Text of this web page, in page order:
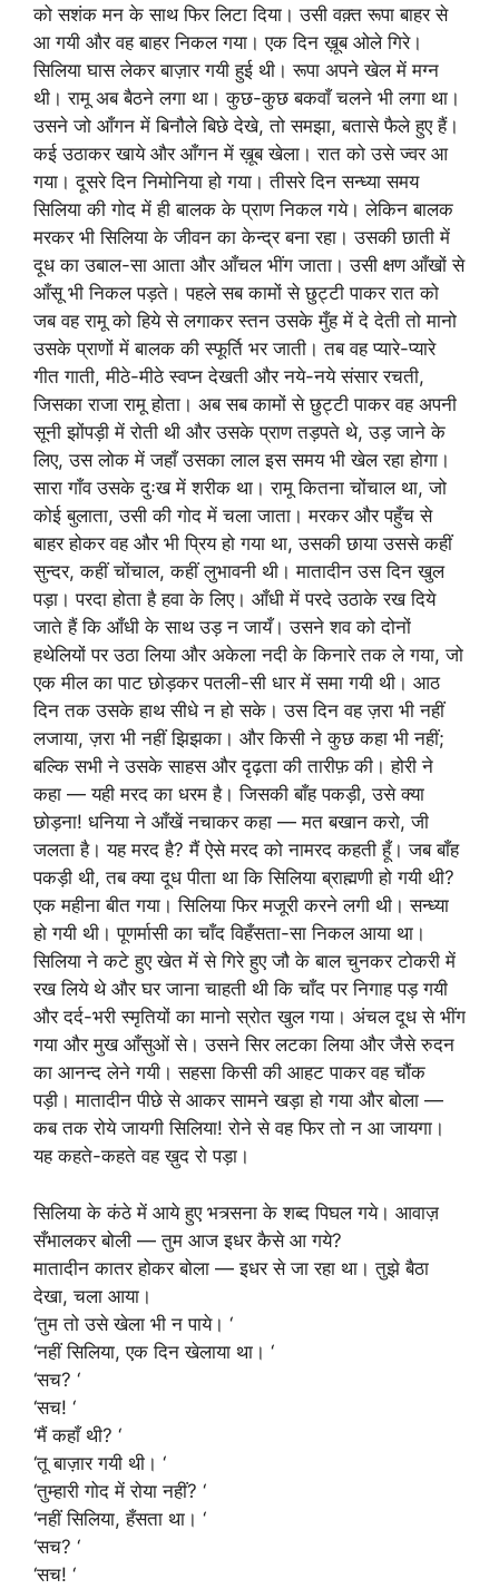
को सशंक मन के साथ फिर लिटा दिया। उसी वक़्त रूपा बाहर से
आ गयी और वह बाहर निकल गया। एक दिन ख़ूब ओले गिरे।
सिलिया घास लेकर बाज़ार गयी हुई थी। रूपा अपने खेल में मग्न
थी। रामू अब बैठने लगा था। कुछ-कुछ बकवाँ चलने भी लगा था।
उसने जो आँगन में बिनौले बिछे देखे, तो समझा, बतासे फैले हुए हैं।
कई उठाकर खाये और आँगन में ख़ूब खेला। रात को उसे ज्वर आ
गया। दूसरे दिन निमोनिया हो गया। तीसरे दिन सन्ध्या समय
सिलिया की गोद में ही बालक के प्राण निकल गये। लेकिन बालक
मरकर भी सिलिया के जीवन का केन्द्र बना रहा। उसकी छाती में
दूध का उबाल-सा आता और आँचल भींग जाता। उसी क्षण आँखों से
आँसू भी निकल पड़ते। पहले सब कामों से छुट्टी पाकर रात को
जब वह रामू को हिये से लगाकर स्तन उसके मुँह में दे देती तो मानो
उसके प्राणों में बालक की स्फूर्ति भर जाती। तब वह प्यारे-प्यारे
गीत गाती, मीठे-मीठे स्वप्न देखती और नये-नये संसार रचती,
जिसका राजा रामू होता। अब सब कामों से छुट्टी पाकर वह अपनी
सूनी झोंपड़ी में रोती थी और उसके प्राण तड़पते थे, उड़ जाने के
लिए, उस लोक में जहाँ उसका लाल इस समय भी खेल रहा होगा।
सारा गाँव उसके दुःख में शरीक था। रामू कितना चोंचाल था, जो
कोई बुलाता, उसी की गोद में चला जाता। मरकर और पहुँच से
बाहर होकर वह और भी प्रिय हो गया था, उसकी छाया उससे कहीं
सुन्दर, कहीं चोंचाल, कहीं लुभावनी थी। मातादीन उस दिन खुल
पड़ा। परदा होता है हवा के लिए। आँधी में परदे उठाके रख दिये
जाते हैं कि आँधी के साथ उड़ न जायँ। उसने शव को दोनों
हथेलियों पर उठा लिया और अकेला नदी के किनारे तक ले गया, जो
एक मील का पाट छोड़कर पतली-सी धार में समा गयी थी। आठ
दिन तक उसके हाथ सीधे न हो सके। उस दिन वह ज़रा भी नहीं
लजाया, ज़रा भी नहीं झिझका। और किसी ने कुछ कहा भी नहीं;
बल्कि सभी ने उसके साहस और दृढ़ता की तारीफ़ की। होरी ने
कहा — यही मरद का धरम है। जिसकी बाँह पकड़ी, उसे क्या
छोड़ना! धनिया ने आँखें नचाकर कहा — मत बखान करो, जी
जलता है। यह मरद है? मैं ऐसे मरद को नामरद कहती हूँ। जब बाँह
पकड़ी थी, तब क्या दूध पीता था कि सिलिया ब्राह्मणी हो गयी थी?
एक महीना बीत गया। सिलिया फिर मजूरी करने लगी थी। सन्ध्या
हो गयी थी। पूणर्मासी का चाँद विहँसता-सा निकल आया था।
सिलिया ने कटे हुए खेत में से गिरे हुए जौ के बाल चुनकर टोकरी में
रख लिये थे और घर जाना चाहती थी कि चाँद पर निगाह पड़ गयी
और दर्द-भरी स्मृतियों का मानो स्रोत खुल गया। अंचल दूध से भींग
गया और मुख आँसुओं से। उसने सिर लटका लिया और जैसे रुदन
का आनन्द लेने गयी। सहसा किसी की आहट पाकर वह चौंक
पड़ी। मातादीन पीछे से आकर सामने खड़ा हो गया और बोला —
कब तक रोये जायगी सिलिया! रोने से वह फिर तो न आ जायगा।
यह कहते-कहते वह ख़ुद रो पड़ा।
सिलिया के कंठे में आये हुए भत्र्सना के शब्द पिघल गये। आवाज़
सँभालकर बोली — तुम आज इधर कैसे आ गये?
मातादीन कातर होकर बोला — इधर से जा रहा था। तुझे बैठा
देखा, चला आया।
‘तुम तो उसे खेला भी न पाये। ‘
‘नहीं सिलिया, एक दिन खेलाया था। ‘
‘सच? ‘
‘सच! ‘
‘मैं कहाँ थी? ‘
‘तू बाज़ार गयी थी। ‘
‘तुम्हारी गोद में रोया नहीं? ‘
‘नहीं सिलिया, हँसता था। ‘
‘सच? ‘
‘सच! ‘